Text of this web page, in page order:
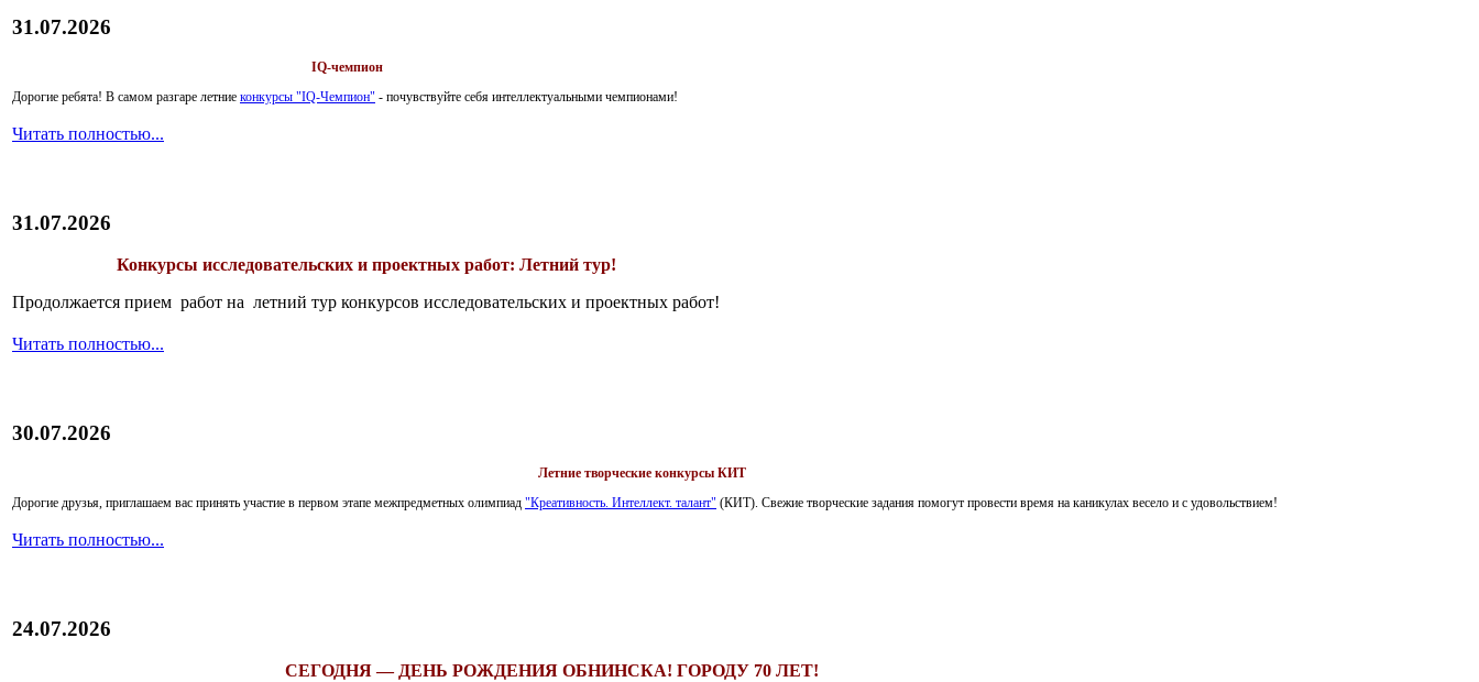
31.07.2026
IQ-чемпион
Дорогие ребята! В самом разгаре летние конкурсы "IQ-Чемпион" - почувствуйте себя интеллектуальными чемпионами!
Читать полностью...
31.07.2026
Конкурсы исследовательских и проектных работ: Летний тур!
Продолжается прием работ на летний тур конкурсов исследовательских и проектных работ!
Читать полностью...
30.07.2026
Летние творческие конкурсы КИТ
Дорогие друзья, приглашаем вас принять участие в первом этапе межпредметных олимпиад "Креативность. Интеллект. талант" (КИТ). Свежие творческие задания помогут провести время на каникулах весело и с удовольствием!
Читать полностью...
24.07.2026
СЕГОДНЯ — ДЕНЬ РОЖДЕНИЯ ОБНИНСКА! ГОРОДУ 70 ЛЕТ!